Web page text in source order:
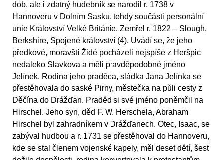
dob, ale i zdatný hudebník se narodil r. 1738 v
Hannoveru v Dolním Sasku, tehdy součásti personální
unie Království Velké Británie. Zemřel r. 1822 – Slough,
Berkshire, Spojené království (4). Uvádí se, že jeho
předkové, moravští Židé pocházeli nejspíše z Heršpic
nedaleko Slavkova a měli pravděpodobné jméno
Jelínek. Rodina jeho praděda, sládka Jana Jelínka se
přestěhovala do saské Pirny, městečka na půli cesty z
Děčína do Drážďan. Praděd si své jméno poněmčil na
Hirschel. Jeho syn, děd F. W. Herschela, Abraham
Hirschel byl zahradníkem v Drážďanech. Otec, Isaac, se
zabýval hudbou a r. 1731 se přestěhoval do Hannoveru,
kde se stal členem vojenské kapely, měl deset dětí, šest